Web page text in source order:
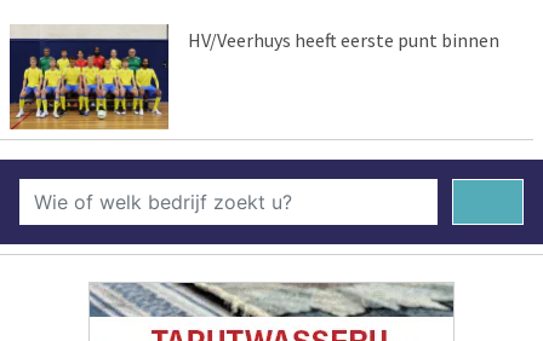
HV/Veerhuys heeft eerste punt binnen